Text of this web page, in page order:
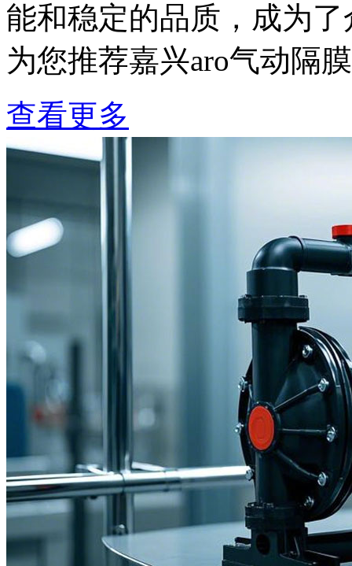
能和稳定的品质，成为
为您推荐嘉兴aro气动隔
查看更多